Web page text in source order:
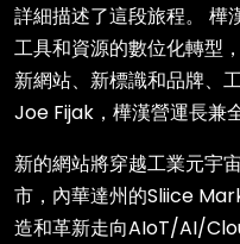
詳細描述了這段旅程。 樺
工具和資源的數位化轉型
新網站、新標識和品牌、
Joe Fijak，樺漢營運長兼
新的網站將穿越工業元宇
市，內華達州的Sliice
造和革新走向AIoT/AI/